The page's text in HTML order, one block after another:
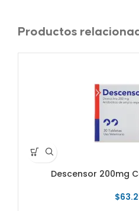
Productos
Descensor 200mg
$